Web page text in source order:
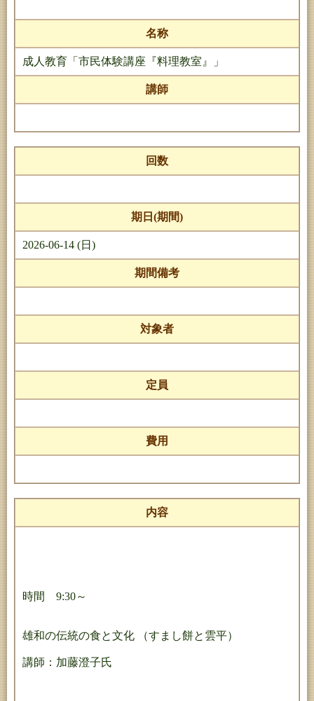
名称
成人教育「市民体験講座『料理教室』」
講師
回数
期日(期間)
2026-06-14 (日)
期間備考
対象者
定員
費用
内容
時間 9:30～
雄和の伝統の食と文化 （すまし餅と雲平）
講師：加藤澄子氏